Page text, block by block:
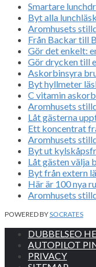
Smartare
Byt alla
Aromhusets
Från Backar till
Gör det enkelt:
Gör drycken till
Askorbinsyra
Byt hyllmeter
C vitamin
Aromhusets
Låt gästerna
Ett koncentrat
Aromhusets
Byt ut
Låt gästen välja
Byt från extern
Här är 100 nya
Aromhusets
POWERED BYSOCRATES
DUBBELSEO
AUTOPILOT
PRIVACY